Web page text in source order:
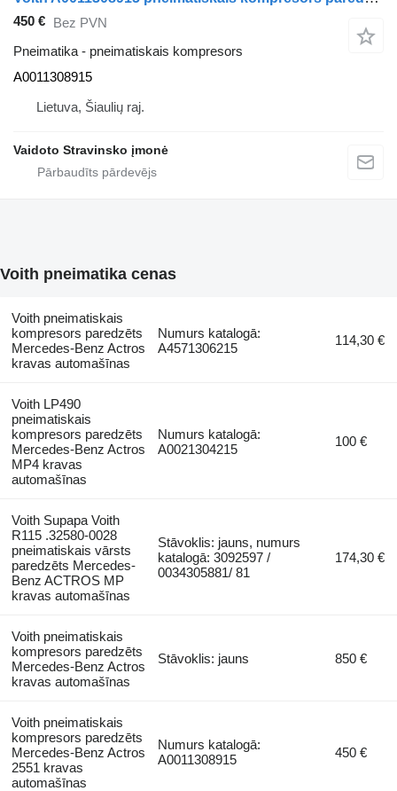
450 € Bez PVN
Pneimatika - pneimatiskais kompresors
A0011308915
Lietuva, Šiaulių raj.
Vaidoto Stravinsko įmonė
Voith pneimatika cenas
Voith pneimatiskais
kompresors paredzēts
Mercedes-Benz Actros
kravas automašīnas
Numurs katalogā:
A4571306215
114,30 €
Voith LP490
pneimatiskais
kompresors paredzēts
Mercedes-Benz Actros
MP4 kravas
automašīnas
Numurs katalogā:
A0021304215
100 €
Voith Supapa Voith
R115 .32580-0028
pneimatiskais vārsts
paredzēts Mercedes-
Benz ACTROS MP
kravas automašīnas
Stāvoklis: jauns, numurs
katalogā: 3092597 /
0034305881/ 81
174,30 €
Voith pneimatiskais
kompresors paredzēts
Mercedes-Benz Actros
kravas automašīnas
Stāvoklis: jauns 850 €
Voith pneimatiskais
kompresors paredzēts
Mercedes-Benz Actros
2551 kravas
automašīnas
Numurs katalogā:
A0011308915
450 €